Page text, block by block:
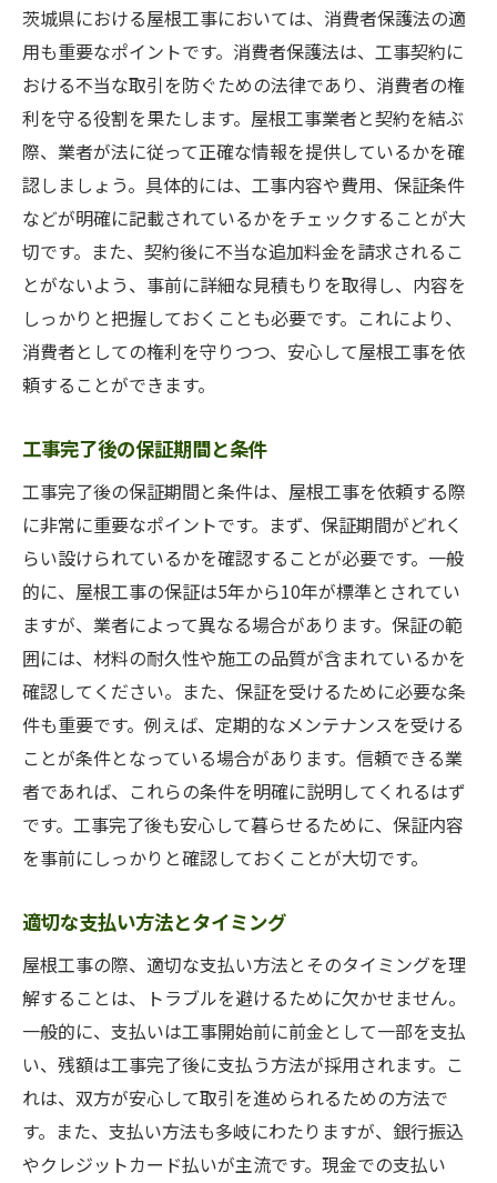
茨城県における屋根工事においては、消費者保護法の適
用も重要なポイントです。消費者保護法は、工事契約に
おける不当な取引を防ぐための法律であり、消費者の権
利を守る役割を果たします。屋根工事業者と契約を結ぶ
際、業者が法に従って正確な情報を提供しているかを確
認しましょう。具体的には、工事内容や費用、保証条件
などが明確に記載されているかをチェックすることが大
切です。また、契約後に不当な追加料金を請求されるこ
とがないよう、事前に詳細な見積もりを取得し、内容を
しっかりと把握しておくことも必要です。これにより、
消費者としての権利を守りつつ、安心して屋根工事を依
頼することができます。
工事完了後の保証期間と条件
工事完了後の保証期間と条件は、屋根工事を依頼する際
に非常に重要なポイントです。まず、保証期間がどれく
らい設けられているかを確認することが必要です。一般
的に、屋根工事の保証は5年から10年が標準とされてい
ますが、業者によって異なる場合があります。保証の範
囲には、材料の耐久性や施工の品質が含まれているかを
確認してください。また、保証を受けるために必要な条
件も重要です。例えば、定期的なメンテナンスを受ける
ことが条件となっている場合があります。信頼できる業
者であれば、これらの条件を明確に説明してくれるはず
です。工事完了後も安心して暮らせるために、保証内容
を事前にしっかりと確認しておくことが大切です。
適切な支払い方法とタイミング
屋根工事の際、適切な支払い方法とそのタイミングを理
解することは、トラブルを避けるために欠かせません。
一般的に、支払いは工事開始前に前金として一部を支払
い、残額は工事完了後に支払う方法が採用されます。こ
れは、双方が安心して取引を進められるための方法で
す。また、支払い方法も多岐にわたりますが、銀行振込
やクレジットカード払いが主流です。現金での支払い